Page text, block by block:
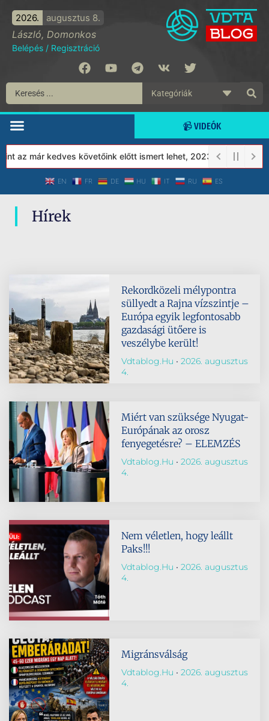
2026. augusztus 8.
László, Domonkos
Belépés / Regisztráció
📹 VIDEÓK
az már kedves követőink előtt ismert lehet, 2023-tól a Védett
EN FR DE HU IT RU ES
Hírek
Rekordközeli mélypontra
süllyedt a Rajna vízszintje –
Európa egyik legfontosabb
gazdasági ütőere is
veszélybe került!
Vdtablog.hu
2026. augusztus
4.
Miért van szüksége Nyugat-
Európának az orosz
fenyegetésre? – ELEMZÉS
Vdtablog.hu
2026. augusztus
4.
Nem véletlen, hogy leállt
Paks!!!
Vdtablog.hu
2026. augusztus
4.
Migránsválság
Vdtablog.hu
2026. augusztus
4.